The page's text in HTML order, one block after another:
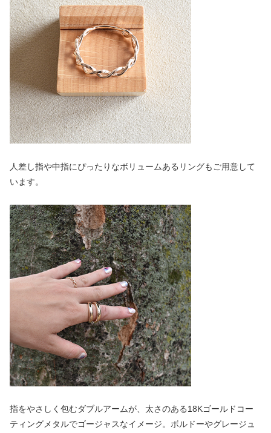
人差し指や中指にぴったりなボリュームあるリングもご用意して
います。
指をやさしく包むダブルアームが、太さのある18Kゴールドコー
ティングメタルでゴージャスなイメージ。ボルドーやグレージュ